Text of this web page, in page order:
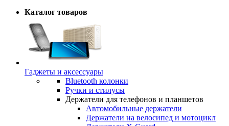
Каталог товаров
Гаджеты и аксессуары
Bluetooth колонки
Ручки и стилусы
Держатели для телефонов и планшетов
Автомобильные держатели
Держатели на велосипед и мотоцикл